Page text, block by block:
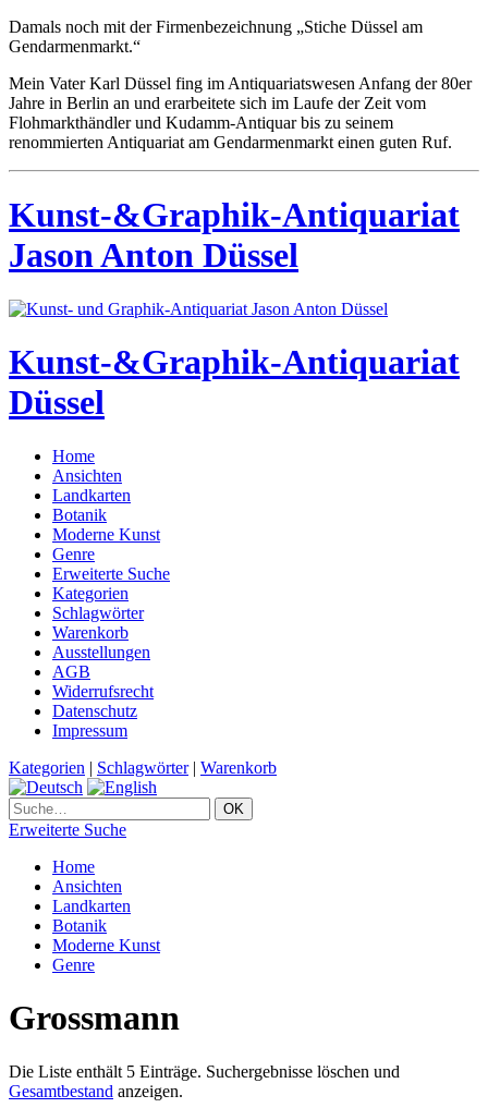
Damals noch mit der Firmenbezeichnung „Stiche Düssel am
Gendarmenmarkt.“
Mein Vater Karl Düssel fing im Antiquariatswesen Anfang der 80er
Jahre in Berlin an und erarbeitete sich im Laufe der Zeit vom
Flohmarkthändler und Kudamm-Antiquar bis zu seinem
renommierten Antiquariat am Gendarmenmarkt einen guten Ruf.
Kunst-&Graphik-Antiquariat
Jason Anton Düssel
Kunst-&Graphik-Antiquariat
Düssel
Home
Ansichten
Landkarten
Botanik
Moderne Kunst
Genre
Erweiterte Suche
Kategorien
Schlagwörter
Warenkorb
Ausstellungen
AGB
Widerrufsrecht
Datenschutz
Impressum
Kategorien | Schlagwörter| Warenkorb
Erweiterte Suche
Home
Ansichten
Landkarten
Botanik
Moderne Kunst
Genre
Grossmann
Die Liste enthält 5 Einträge. Suchergebnisse löschen und
Gesamtbestand anzeigen.